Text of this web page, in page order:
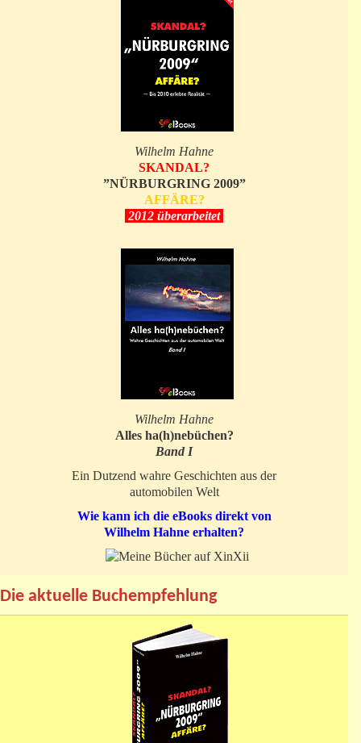
Wilhelm Hahne
SKANDAL?
”NÜRBURGRING 2009”
AFFÄRE?
2012 überarbeitet
Wilhelm Hahne
Alles ha(h)nebüchen?
Band I
Ein Dutzend wahre Geschichten aus der
automobilen Welt
Wie kann ich die eBooks direkt von
Wilhelm Hahne erhalten?
Die aktuelle Buchempfehlung